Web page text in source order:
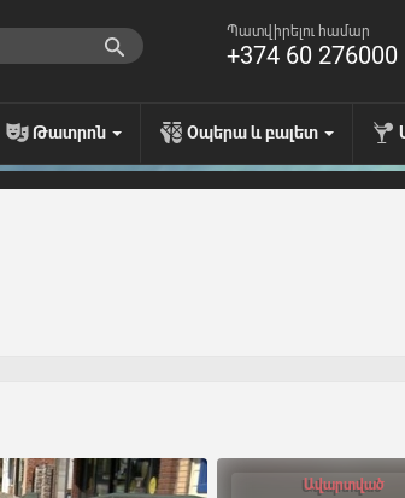
Պատվիրելու համար
+374 60 276000
Թատրոն Օպերա և բալետ
Ավարտված